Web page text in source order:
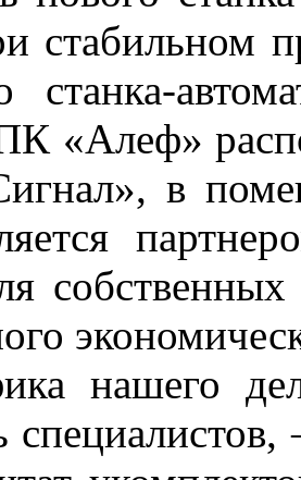
стабильном
станка-
«Алеф»
в
нашего